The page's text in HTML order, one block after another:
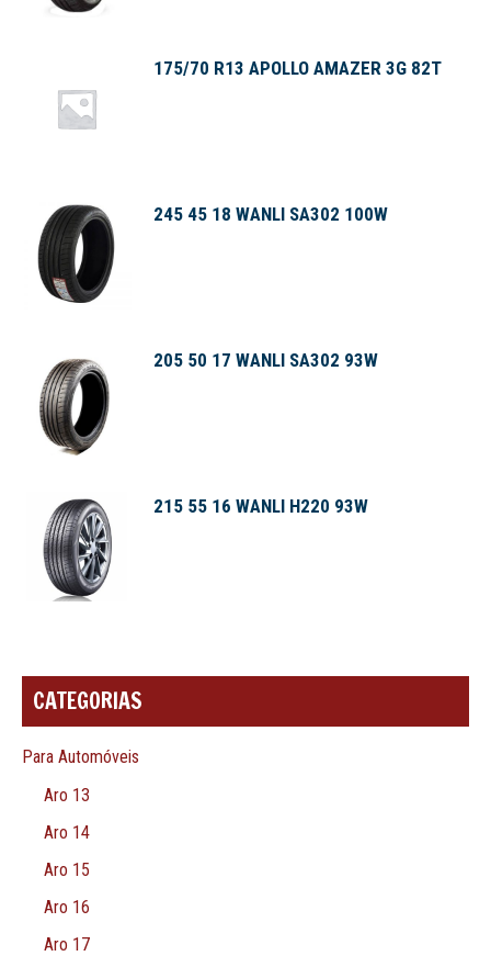
175/70 R13 APOLLO AMAZER 3G 82T
245 45 18 WANLI SA302 100W
205 50 17 WANLI SA302 93W
215 55 16 WANLI H220 93W
CATEGORIAS
Para Automóveis
Aro 13
Aro 14
Aro 15
Aro 16
Aro 17